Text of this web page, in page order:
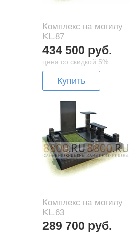
Комплекс на могилу
KL.87
434 500 руб.
цена со скидкой 5%
Купить
Комплекс на могилу
KL.63
289 700 руб.